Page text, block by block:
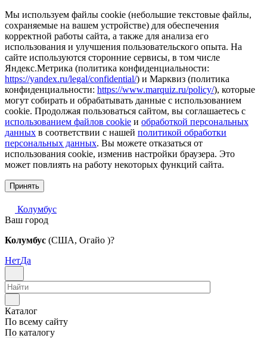
Мы используем файлы cookie (небольшие текстовые файлы,
сохраняемые на вашем устройстве) для обеспечения
корректной работы сайта, а также для анализа его
использования и улучшения пользовательского опыта. На
сайте используются сторонние сервисы, в том числе
Яндекс.Метрика (политика конфиденциальности:
https://yandex.ru/legal/confidential/) и Марквиз (политика
конфиденциальности: https://www.marquiz.ru/policy/), которые
могут собирать и обрабатывать данные с использованием
cookie. Продолжая пользоваться сайтом, вы соглашаетесь с
использованием файлов cookie и обработкой персональных
данных в соответствии с нашей политикой обработки
персональных данных. Вы можете отказаться от
использования cookie, изменив настройки браузера. Это
может повлиять на работу некоторых функций сайта.
Принять
Колумбус
Ваш город
Колумбус (США, Огайо )?
НетДа
Каталог
По всему сайту
По каталогу